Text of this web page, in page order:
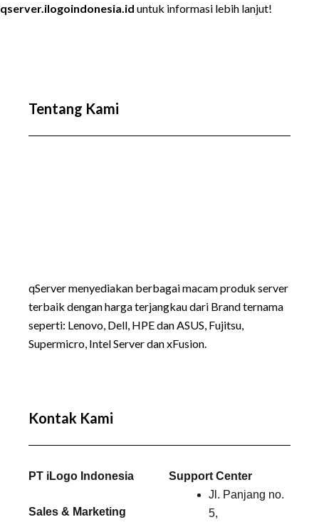
qserver.ilogoindonesia.id untuk informasi lebih lanjut!
Tentang Kami
qServer menyediakan berbagai macam produk server
terbaik dengan harga terjangkau dari Brand ternama
seperti: Lenovo , Dell, HPE dan ASUS, Fujitsu,
Supermicro, Intel Server dan xFusion.
Kontak Kami
PT iLogo Indonesia
Sales & Marketing
Support Center
Jl. Panjang no.
5,